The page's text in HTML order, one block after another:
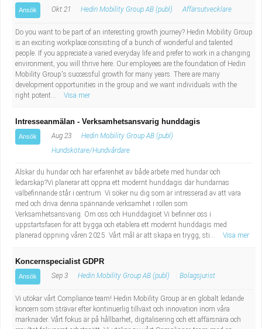
Ansök Okt 21 Hedin Mobility Group AB (publ) Affärsutvecklare
Do you want to be part of an interesting growth journey? Hedin Mobility Group
is an exciting workplace consisting of a bunch of wonderful and talented
people. If you appreciate a varied everyday life and prefer to work in a changing
environment, you will thrive here. Our employees are the foundation of Hedin
Mobility Group's successful growth for many years. There are many
development opportunities in the group and we want individuals with the
right potent...
Visa mer
Intresseanmälan - Verksamhetsansvarig hunddagis
Ansök Aug 23
Hedin Mobility Group AB (publ)
Hundskötare/Hundvårdare
Älskar du hundar och har erfarenhet av både arbete med hundar och
ledarskap?Vi planerar att öppna ett modernt hunddagis där hundarnas
välbefinnande står i centrum. Vi söker nu dig som är intresserad av att vara
med och driva denna spännande verksamhet i rollen som
Verksamhetsansvarig. Om oss och Hunddagiset Vi befinner oss i
uppstartsfasen för att bygga och etablera ett modernt hunddagis med
planerad öppning våren 2025. Vårt mål är att skapa en trygg, sti...
Visa mer
Koncernspecialist GDPR
Ansök Sep 3 Hedin Mobility Group AB (publ) Bolagsjurist
Vi utökar vårt Compliance team! Hedin Mobility Group är en globalt ledande
koncern som strävar efter kontinuerlig tillväxt och innovation inom våra
marknader. Vårt fokus är på hållbarhet, digitalisering och ett affärsnära och